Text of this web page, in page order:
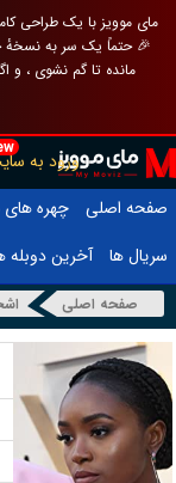
مای موویز با یک طراحی
🎉 حتماً یک سر به نسخهٔ
مانده تا گم نشوی ، و
ورود به
صفحه اصلی
چهره
سریال ها
آخرین دوبله
صفحه اصلی
نام :
تاریخ تولد :
محل تولد :